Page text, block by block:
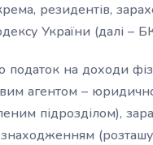
резидентів,
України (далі –
на доходи
агентом –
підрозділом),